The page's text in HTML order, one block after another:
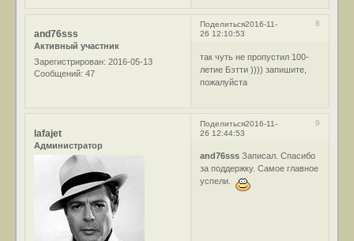
Поделиться 8
2016-11-
26 12:10:53
and76sss
Активный участник
Зарегистрирован: 2016-05-13
Сообщений: 47
так чуть не пропустил 100-
летие Бэтти )))) запишите,
пожалуйста
Поделиться 9
2016-11-
26 12:44:53
lafajet
Администратор
and76sss Записал. Спасибо
за поддержку. Самое главное
успели.